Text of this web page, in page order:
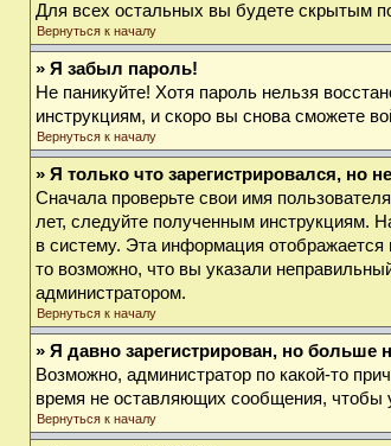
Для всех остальных вы будете скрытым
Вернуться к началу
» Я забыл пароль!
Не паникуйте! Хотя пароль нельзя
инструкциям, и скоро вы снова сможете
Вернуться к началу
» Я только что зарегистрировался, но
Сначала проверьте свои имя
лет, следуйте полученным инструкциям.
в систему. Эта информация
то возможно, что вы указали
администратором.
Вернуться к началу
» Я давно зарегистрирован, но больше
Возможно, администратор по какой-то
время не оставляющих сообщения, чтобы
Вернуться к началу